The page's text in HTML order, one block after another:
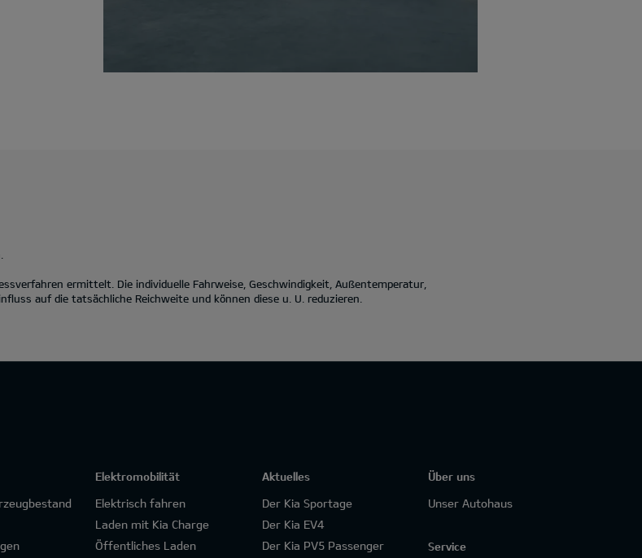
ermittelt. Die individuelle Fahrweise, Geschwindigkeit, Außentemperatur,
auf die tatsächliche Reichweite und können diese u. U. reduzieren.
Elektromobilität
Elektrisch fahren
Laden mit Kia Charge
Öffentliches Laden
Aktuelles
Der Kia Sportage
Der Kia EV4
Der Kia PV5 Passenger
Über uns
Unser Autohaus
Service